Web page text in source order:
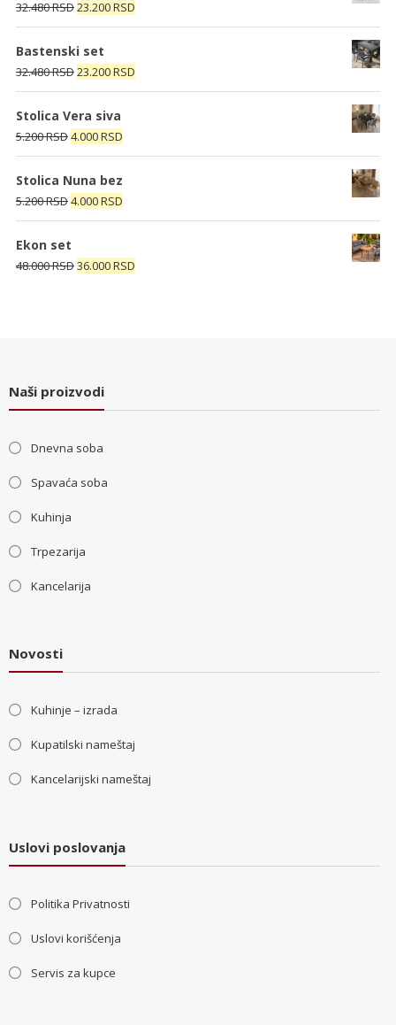
32.480RSDOriginalna
cena
je
bila:
32.480 RSD.
23.200RSDTrenutna
cena
23.200 RSD.
Bastenski set
32.480RSDOriginalna
cena
je
bila:
32.480 RSD.
23.200RSDTrenutna
cena
Stolica Vera siva
5.200RSDOriginalna
cena
je
bila:
5.200 RSD.
4.000RSDTrenutna
cena
je:
4.000 RSD.
Stolica Nuna bez
5.200RSDOriginalna
cena
je
bila:
4.000RSDTrenutna
cena
4.000 RSD.
Ekon set
48.000RSDOriginalna
36.000RSDTrenutna
Naši proizvodi
Dnevna soba
Spavaća soba
Kuhinja
Trpezarija
Kancelarija
Novosti
Kuhinje – izrada
Kupatilski nameštaj
Kancelarijski nameštaj
Uslovi poslovanja
Politika Privatnosti
Uslovi korišćenja
Servis za kupce